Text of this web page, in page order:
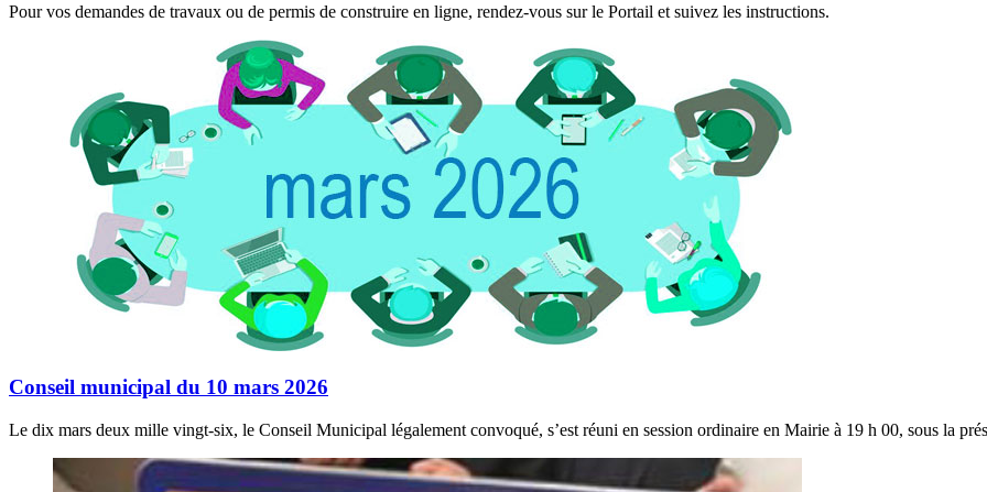
Pour vos demandes de travaux ou de permis de construire en ligne, rendez-vous sur le Portail et suivez les instructions.
Conseil municipal du 10 mars 2026
Le dix mars deux mille vingt-six, le Conseil Municipal légalement convoqué, s’est réuni en session ordinaire en Mairie à 19 h 00, sous la